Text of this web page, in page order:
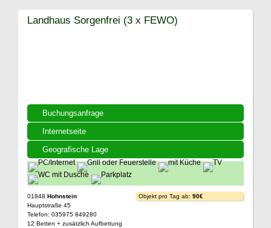
Buchungsanfrage
Internetseite
Geografische Lage
Landhaus Sorgenfrei (3 x FEWO)
01848 Hohnstein
Hauptstraße 45
Telefon: 035975 849280
12 Betten + zusätzlich Aufbettung
Objekt pro Tag ab: 90€